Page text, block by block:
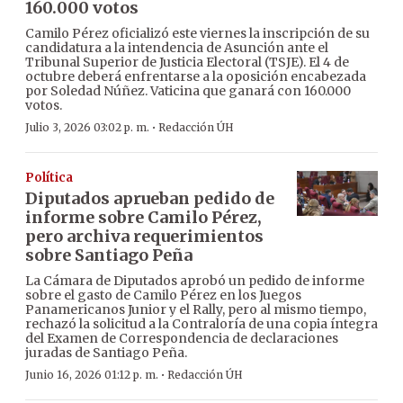
160.000 votos
Camilo Pérez oficializó este viernes la inscripción de su
candidatura a la intendencia de Asunción ante el
Tribunal Superior de Justicia Electoral (TSJE). El 4 de
octubre deberá enfrentarse a la oposición encabezada
por Soledad Núñez. Vaticina que ganará con 160.000
votos.
Julio 3, 2026 03:02 p. m. · Redacción ÚH
Política
Diputados aprueban pedido de
informe sobre Camilo Pérez,
pero archiva requerimientos
sobre Santiago Peña
La Cámara de Diputados aprobó un pedido de informe
sobre el gasto de Camilo Pérez en los Juegos
Panamericanos Junior y el Rally, pero al mismo tiempo,
rechazó la solicitud a la Contraloría de una copia íntegra
del Examen de Correspondencia de declaraciones
juradas de Santiago Peña.
Junio 16, 2026 01:12 p. m. · Redacción ÚH